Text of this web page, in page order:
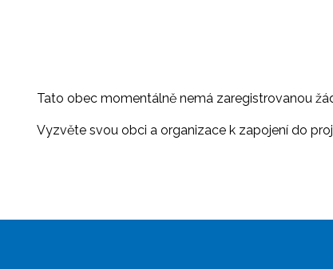
Tato obec momentálně nemá zaregistrovanou
Vyzvěte svou obci a organizace k zapojení do